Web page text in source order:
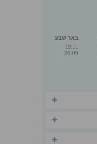
באר שבע
19:11
20:09